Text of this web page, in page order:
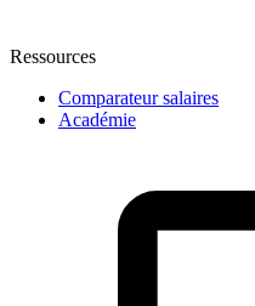
Ressources
Comparateur salaires
Académie